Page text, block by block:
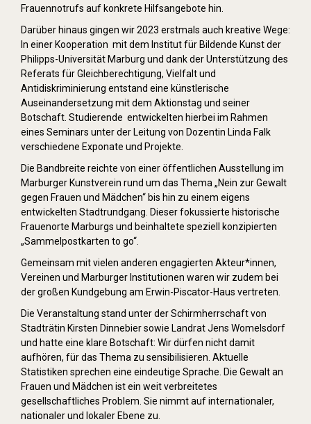
Frauennotrufs auf konkrete Hilfsangebote hin.
Darüber hinaus gingen wir 2023 erstmals auch kreative Wege:
In einer Kooperation mit dem Institut für Bildende Kunst der
Philipps-Universität Marburg und dank der Unterstützung des
Referats für Gleichberechtigung, Vielfalt und
Antidiskriminierung entstand eine künstlerische
Auseinandersetzung mit dem Aktionstag und seiner
Botschaft. Studierende entwickelten hierbei im Rahmen
eines Seminars unter der Leitung von Dozentin Linda Falk
verschiedene Exponate und Projekte.
Die Bandbreite reichte von einer öffentlichen Ausstellung im
Marburger Kunstverein rund um das Thema „Nein zur Gewalt
gegen Frauen und Mädchen“ bis hin zu einem eigens
entwickelten Stadtrundgang. Dieser fokussierte historische
Frauenorte Marburgs und beinhaltete speziell konzipierten
„Sammelpostkarten to go“.
Gemeinsam mit vielen anderen engagierten Akteur*innen,
Vereinen und Marburger Institutionen waren wir zudem bei
der großen Kundgebung am Erwin-Piscator-Haus vertreten.
Die Veranstaltung stand unter der Schirmherrschaft von
Stadträtin Kirsten Dinnebier sowie Landrat Jens Womelsdorf
und hatte eine klare Botschaft: Wir dürfen nicht damit
aufhören, für das Thema zu sensibilisieren. Aktuelle
Statistiken sprechen eine eindeutige Sprache. Die Gewalt an
Frauen und Mädchen ist ein weit verbreitetes
gesellschaftliches Problem. Sie nimmt auf internationaler,
nationaler und lokaler Ebene zu.